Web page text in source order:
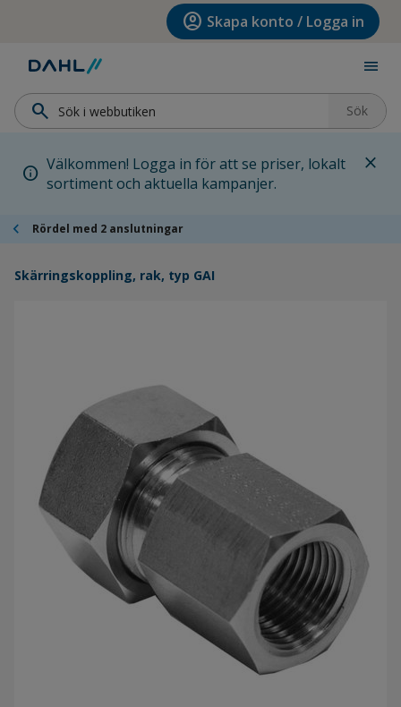
Hoppa till huvudinnehållet account_circle Skapa konto / Logga in
menu
search Sök
info Välkommen! Logga in för att se priser, lokalt
sortiment och aktuella kampanjer.
close
chevron_left Rördel med 2 anslutningar
Skärringskoppling, rak, typ GAI